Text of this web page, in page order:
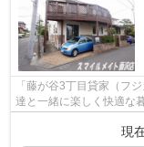
「藤が谷3丁目貸家（フ
達と一緒に楽しく快適な
現